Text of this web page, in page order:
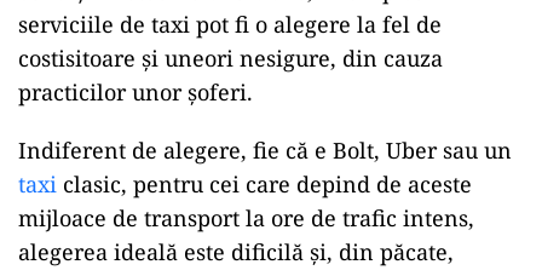
serviciile de taxi pot fi o alegere la fel de
costisitoare și uneori nesigure, din cauza
practicilor unor șoferi.
Indiferent de alegere, fie că e Bolt, Uber sau un
taxi clasic, pentru cei care depind de aceste
mijloace de transport la ore de trafic intens,
alegerea ideală este dificilă și, din păcate,